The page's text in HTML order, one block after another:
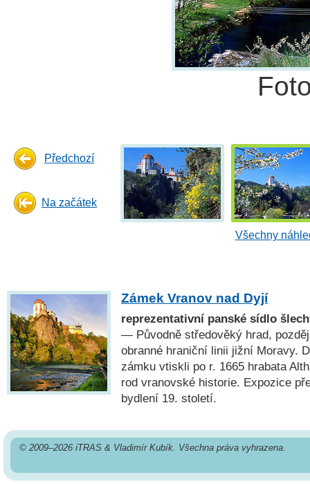
Předchozí
Na začátek
Všechny
Zámek Vranov nad Dyjí
reprezentativní panské sídlo
— Původně středověký hrad,
obranné hraniční linii jižní Moravy.
zámku vtiskli po r. 1665 hrabata
rod vranovské historie. Expozice
bydlení 19. století.
© 2009–2026 iTRAS & Vladimír Kubík. Všechna práva vyhrazena.